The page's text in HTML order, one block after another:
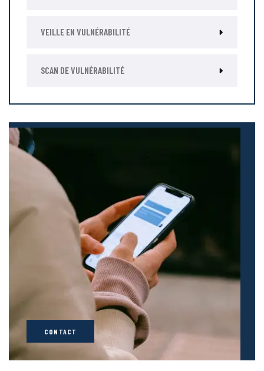
VEILLE EN VULNÉRABILITÉ
SCAN DE VULNÉRABILITÉ
CONTACT